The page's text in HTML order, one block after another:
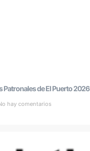
Patronales de El Puerto 2026
hay comentarios